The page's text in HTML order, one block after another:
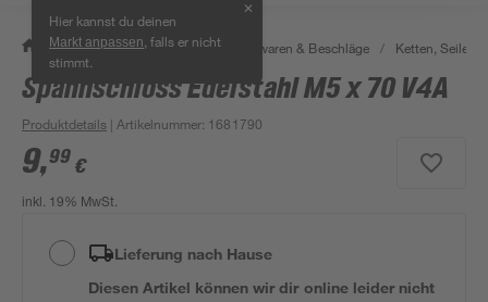
Hier kannst du deinen
Markt anpassen , falls er nicht
stimmt.
✕
/ Werkstatt & Maschinen / Eisenwaren & Beschläge / Ketten, Seile &
Spannschloss Edelstahl M5 x 70 V4A
Produktdetails | Artikelnummer: 1681790
9,99 €
inkl. 19% MwSt.
Lieferung nach Hause
Diesen Artikel können wir dir online leider nicht